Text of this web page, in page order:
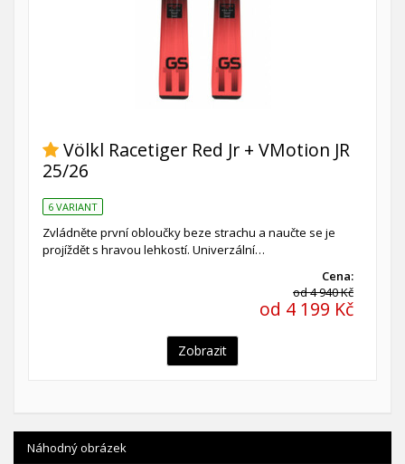
Völkl Racetiger Red Jr + VMotion JR
25/26
6 VARIANT
Zvládněte první obloučky beze strachu a naučte se je
projíždět s hravou lehkostí. Univerzální…
Cena:
od 4 940 Kč
od 4 199 Kč
Zobrazit
Náhodný obrázek